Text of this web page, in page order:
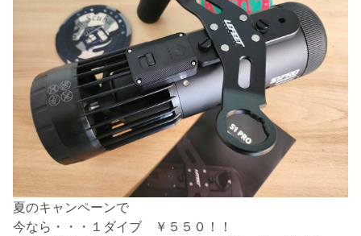
夏のキャンペーンで
今なら・・・１ダイブ ￥５５０！！